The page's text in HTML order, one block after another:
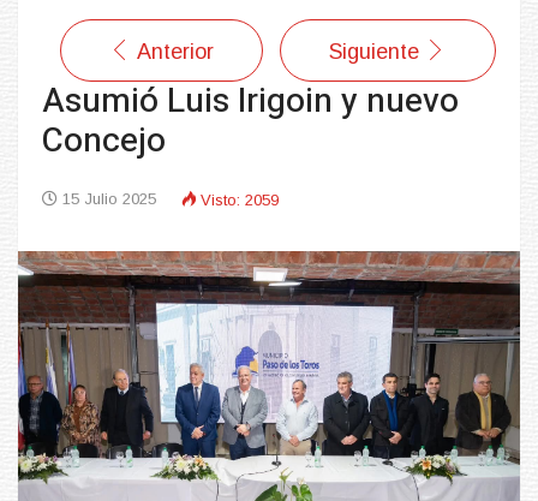
Anterior Siguiente
Asumió Luis Irigoin y nuevo
Concejo
15 Julio 2025 Visto: 2059